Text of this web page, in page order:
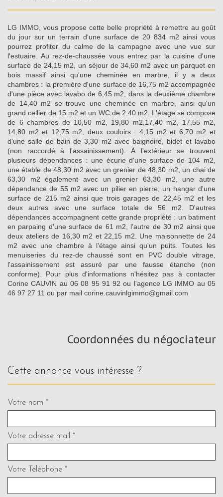
LG IMMO, vous propose cette belle propriété à remettre au goût
du jour sur un terrain d'une surface de 20 834 m2 ainsi vous
pourrez profiter du calme de la campagne avec une vue sur
l'estuaire. Au rez-de-chaussée vous entrez par la cuisine d'une
surface de 24,15 m2, un séjour de 34,60 m2 avec un parquet en
bois massif ainsi qu'une cheminée en marbre, il y a deux
chambres : la première d'une surface de 16,75 m2 accompagnée
d'une pièce avec lavabo de 6,45 m2, dans la deuxième chambre
de 14,40 m2 se trouve une cheminée en marbre, ainsi qu'un
grand cellier de 15 m2 et un WC de 2,40 m2. L'étage se compose
de 6 chambres de 10,50 m2, 19,80 m2,17,40 m2, 17,55 m2,
14,80 m2 et 12,75 m2, deux couloirs : 4,15 m2 et 6,70 m2 et
d'une salle de bain de 3,30 m2 avec baignoire, bidet et lavabo
(non raccordé à l'assainissement). À l'extérieur se trouvent
plusieurs dépendances : une écurie d'une surface de 104 m2,
une étable de 48,30 m2 avec un grenier de 48,30 m2, un chai de
63,30 m2 également avec un grenier 63,30 m2, une autre
dépendance de 55 m2 avec un pilier en pierre, un hangar d'une
surface de 215 m2 ainsi que trois garages de 22,45 m2 et les
deux autres avec une surface totale de 56 m2. D'autres
dépendances accompagnent cette grande propriété : un batiment
en parpaing d'une surface de 61 m2, l'autre de 30 m2 ainsi que
deux ateliers de 16,30 m2 et 22,15 m2. Une maisonnette de 24
m2 avec une chambre à l'étage ainsi qu'un puits. Toutes les
menuiseries du rez-de chaussé sont en PVC double vitrage,
l'assainissement est assuré par une fausse étanche (non
conforme). Pour plus d'informations n'hésitez pas à contacter
Corine CAUVIN au 06 08 95 91 92 ou l'agence LG IMMO au 05
46 97 27 11 ou par mail corine.cauvinlgimmo@gmail.com
Coordonnées du négociateur
cette annonce vous intéresse ?
Votre nom *
Votre adresse mail *
Votre Téléphone *